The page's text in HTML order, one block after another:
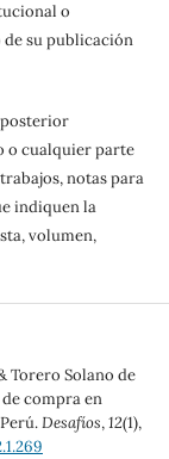
o
su publicación
posterior
o cualquier parte
notas para
indiquen la
volumen,
Torero Solano de
compra en
Desafíos,12(1),